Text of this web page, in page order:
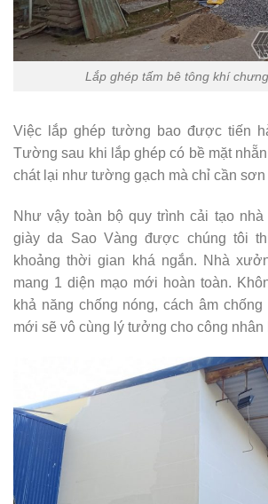
Lắp ghép tấm bê tông khí
Việc lắp ghép tường bao được tiến
Tường sau khi lắp ghép có bề mặt
chát lại như tường gạch mà chỉ cần sơn
Như vậy toàn bộ quy trình cải tạo
giày da Sao Vàng được chúng tôi
khoảng thời gian khá ngắn. Nhà
mang 1 diện mạo mới hoàn toàn.
khả năng chống nóng, cách âm
mới sẽ vô cùng lý tưởng cho công nhân